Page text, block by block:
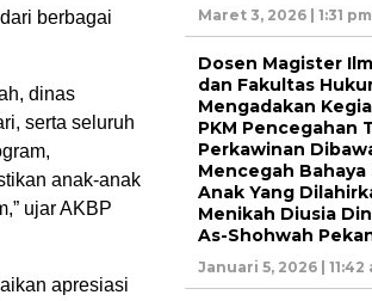
berbagai
dinas
serta seluruh
anak-anak
ujar AKBP
apresiasi
Maret 3, 2026 | 1:31
Dosen Magister
dan Fakultas
Mengadakan
PKM Pencegahan
Perkawinan
Mencegah
Anak Yang
Menikah Diusia
As-Shohwah
Januari 5, 2026 | 11:42